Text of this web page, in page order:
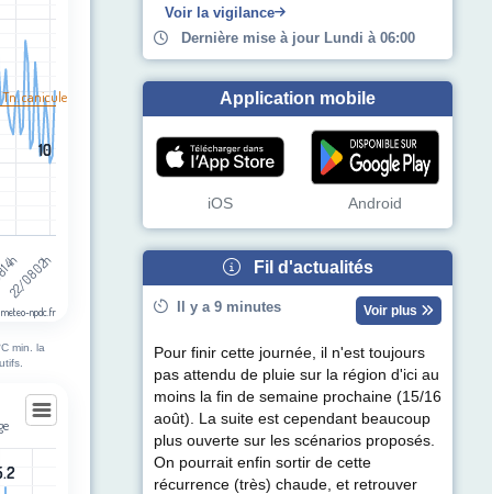
(°C). Data ranges from 10 to 38.
10
10
22/08 02h
meteo-npdc.fr
canicule
min. la
Voir la vigilance
Dernière mise à jour Lundi à 06:00
Application mobile
iOS Android
Fil d'actualités
Il y a 9 minutes Voir plus
Pour finir cette journée, il n'est toujours
pas attendu de pluie sur la région d'ici au
moins la fin de semaine prochaine (15/16
août). La suite est cependant beaucoup
plus ouverte sur les scénarios proposés.
On pourrait enfin sortir de cette
récurrence (très) chaude, et retrouver